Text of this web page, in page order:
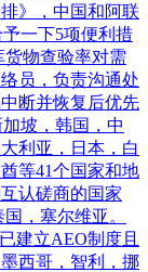
》，中国和阿联
一下5项便利措
物查验率对需
员，负责沟通处
断并恢复后优先
坡，韩国，中
利亚，日本，白
等41个国家和地
认磋商的国家
，塞尔维亚。
建立AEO制度且
西哥，智利，挪